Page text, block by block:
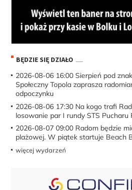
BĘDZIE SIĘ DZIAŁO
2026-08-06 16:00 Sierpień pod
Społeczny Topola zaprasza
odpoczynku
2026-08-06 17:30 Na kogo trafi
losowanie par I rundy STS Pucharu
2026-08-07 09:00 Radom będzie
plażowej. W piątek startuje Beach
więcej wydarzeń